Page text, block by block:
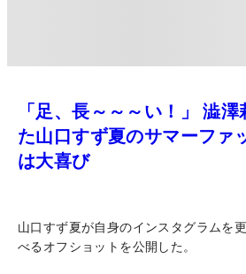
「足、長～～～い！」 澁
た山口すず夏のサマーファ
は大喜び
山口すず夏が自身のインスタグラムを
べるオフショットを公開した。